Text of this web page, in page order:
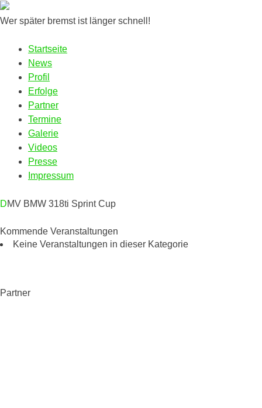
Wer später bremst ist länger schnell!
Startseite
News
Profil
Erfolge
Partner
Termine
Galerie
Videos
Presse
Impressum
DMV BMW 318ti Sprint Cup
Kommende Veranstaltungen
Keine Veranstaltungen in dieser Kategorie
Partner